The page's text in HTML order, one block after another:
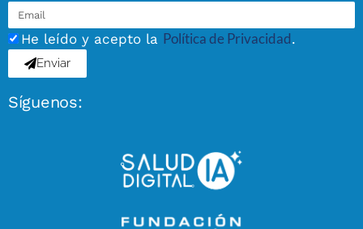
He leído y acepto la Política de Privacidad.
Enviar
Síguenos: